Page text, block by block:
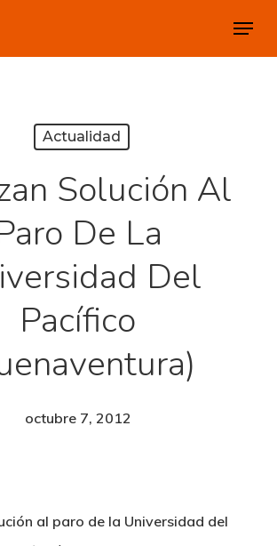
Menu
Actualidad
Solución Al
De La
Del
Pacífico
octubre 7, 2012
Close